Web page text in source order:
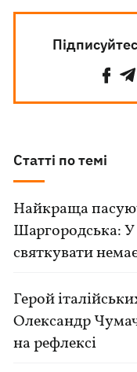
Статті по темі
Найкраща
Шаргородська: У
святкувати
Герой
Олександр
на рефлексі